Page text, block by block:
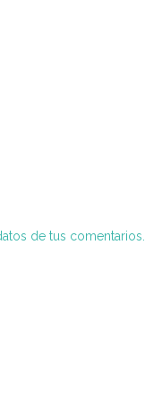
de tus comentarios.